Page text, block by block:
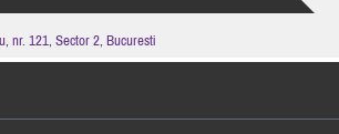
nr. 121, Sector 2, Bucuresti